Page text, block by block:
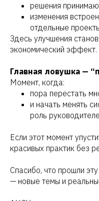
решения
изменения
отдельные
Здесь улучшения
экономический эффект.
Главная ловушка —
Момент, когда:
пора перестать
и начать менять
роль
Если этот момент
красивых практик без
Спасибо, что прошли
— новые темы и